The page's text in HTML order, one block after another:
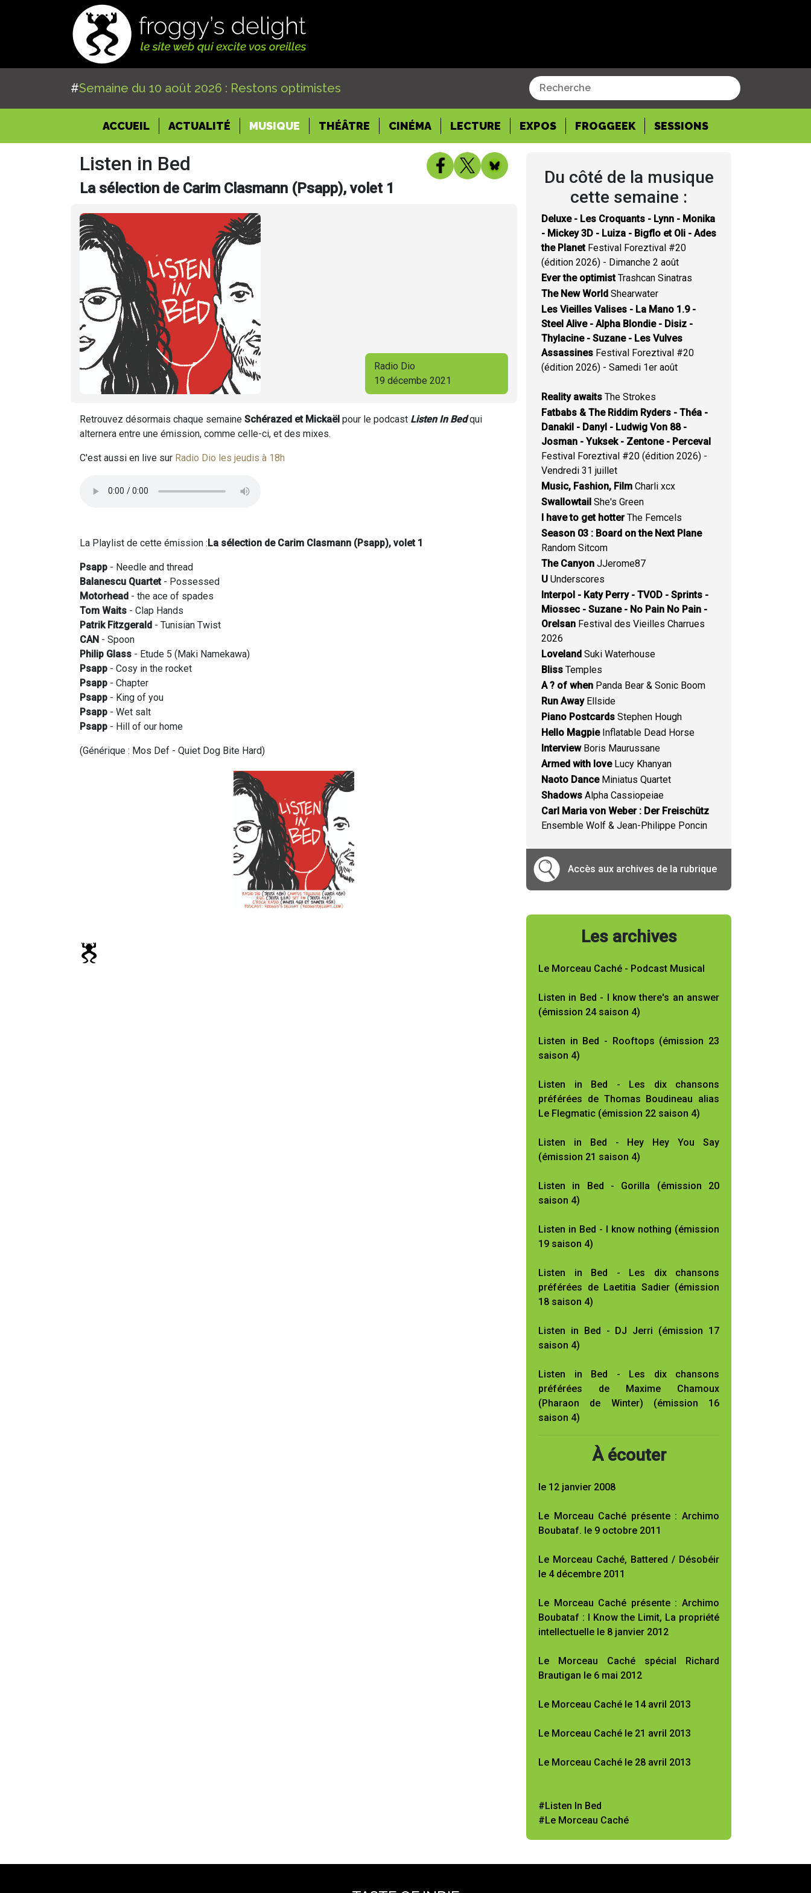
#Semaine du 10 août 2026 : Restons optimistes
ACCUEIL(CURRENT)
ACTUALITÉ MUSIQUE THÉÂTRE CINÉMA LECTURE EXPOS FROGGEEK SESSIONS
Listen in Bed
La sélection de Carim Clasmann (Psapp), volet 1
Radio Dio
19 décembe 2021
Retrouvez désormais chaque semaine Schérazed et Mickaël pour le podcast Listen In Bedqui
alternera entre une émission, comme celle-ci, et des mixes.
C'est aussi en live sur Radio Dio les jeudis à 18h
La Playlist de cette émission :La sélection de Carim Clasmann (Psapp), volet 1
Psapp - Needle and thread
Balanescu Quartet - Possessed
Motorhead - the ace of spades
Tom Waits - Clap Hands
Patrik Fitzgerald - Tunisian Twist
CAN - Spoon
Philip Glass - Etude 5 (Maki Namekawa)
Psapp - Cosy in the rocket
Psapp - Chapter
Psapp - King of you
Psapp - Wet salt
Psapp - Hill of our home
(Générique : Mos Def - Quiet Dog Bite Hard)
Du côté de la musique
cette semaine :
Deluxe - Les Croquants - Lynn - Monika
- Mickey 3D - Luiza - Bigflo et Oli - Ades
the PlanetFestival Foreztival #20
(édition 2026) - Dimanche 2 août
Ever the optimistTrashcan Sinatras
The New World Shearwater
Les Vieilles Valises - La Mano 1.9 -
Steel Alive - Alpha Blondie - Disiz -
Thylacine - Suzane - Les Vulves
Assassines Festival Foreztival #20
(édition 2026) - Samedi 1er août
Reality awaits The Strokes
Fatbabs & The Riddim Ryders - Théa -
Danakil - Danyl - Ludwig Von 88 -
Josman - Yuksek - Zentone - Perceval
Festival Foreztival #20 (édition 2026) -
Vendredi 31 juillet
Music, Fashion, Film Charli xcx
Swallowtail She's Green
I have to get hotterThe Femcels
Season 03 : Board on the Next Plane
Random Sitcom
The Canyon JJerome87
U Underscores
Interpol - Katy Perry - TVOD - Sprints -
Miossec - Suzane - No Pain No Pain -
Orelsan Festival des Vieilles Charrues
2026
Loveland Suki Waterhouse
Bliss Temples
A ? of when Panda Bear & Sonic Boom
Run AwayEllside
Piano Postcards Stephen Hough
Hello MagpieInflatable Dead Horse
InterviewBoris Maurussane
Armed with loveLucy Khanyan
Naoto DanceMiniatus Quartet
Shadows Alpha Cassiopeiae
Carl Maria von Weber : Der Freischütz
Ensemble Wolf & Jean-Philippe Poncin
Accès aux archives de la rubrique
Les archives
Le Morceau Caché - Podcast Musical
Listen in Bed - I know there's an answer
(émission 24 saison 4)
Listen in Bed - Rooftops (émission 23
saison 4)
Listen in Bed - Les dix chansons
préférées de Thomas Boudineau alias
Le Flegmatic (émission 22 saison 4)
Listen in Bed - Hey Hey You Say
(émission 21 saison 4)
Listen in Bed - Gorilla (émission 20
saison 4)
Listen in Bed - I know nothing (émission
19 saison 4)
Listen in Bed - Les dix chansons
préférées de Laetitia Sadier (émission
18 saison 4)
Listen in Bed - DJ Jerri (émission 17
saison 4)
Listen in Bed - Les dix chansons
préférées de Maxime Chamoux
(Pharaon de Winter) (émission 16
saison 4)
À écouter
le 12 janvier 2008
Le Morceau Caché présente : Archimo
Boubataf. le 9 octobre 2011
Le Morceau Caché, Battered / Désobéir
le 4 décembre 2011
Le Morceau Caché présente : Archimo
Boubataf : I Know the Limit, La propriété
intellectuelle le 8 janvier 2012
Le Morceau Caché spécial Richard
Brautigan le 6 mai 2012
Le Morceau Caché le 14 avril 2013
Le Morceau Caché le 21 avril 2013
Le Morceau Caché le 28 avril 2013
#Listen In Bed
#Le Morceau Caché